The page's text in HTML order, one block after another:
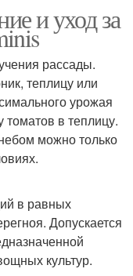
и уход за
рассады.
теплицу или
урожая
томатов в теплицу.
можно только
в равных
Допускается
культур.